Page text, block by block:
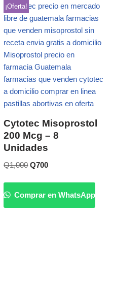
¡Oferta!
Cytotec Misoprostol
200 Mcg – 8
Unidades
Q1,000 Q700
Comprar en WhatsApp